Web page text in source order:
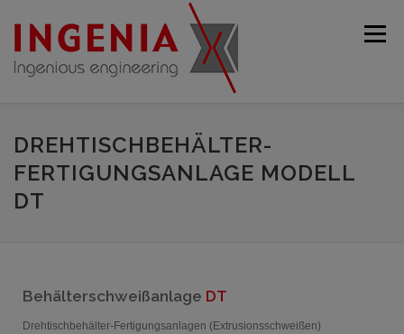
Menü
STARTSEITE UNTERNEHMEN
English
DREHTISCHBEHÄLTER-
FERTIGUNGSANLAGE MODELL
DT
Behälterschweißanlage DT
Drehtischbehälter-Fertigungsanlagen (Extrusionsschweißen)